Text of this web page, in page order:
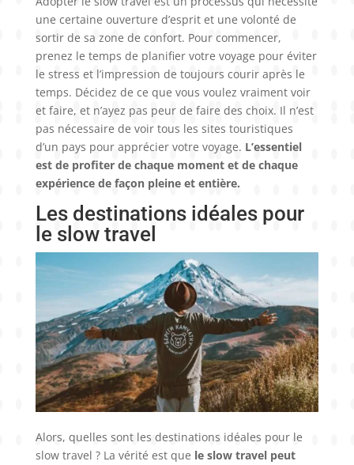
une certaine ouverture d’esprit et une volonté de
sortir de sa zone de confort. Pour commencer,
prenez le temps de planifier votre voyage pour éviter
le stress et l’impression de toujours courir après le
temps. Décidez de ce que vous voulez vraiment voir
et faire, et n’ayez pas peur de faire des choix. Il n’est
pas nécessaire de voir tous les sites touristiques
d’un pays pour apprécier votre voyage. L’essentiel
est de profiter de chaque moment et de chaque
expérience de façon pleine et entière.
Les destinations idéales pour
le slow travel
Alors, quelles sont les destinations idéales pour le
slow travel ? La vérité est que le slow travel peut